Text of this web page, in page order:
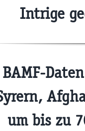
Intrige
um bis zu